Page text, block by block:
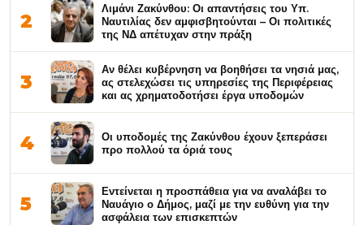
2
Λιμάνι Ζακύνθου: Οι απαντήσεις του Υπ.
Ναυτιλίας δεν αμφισβητούνται – Οι πολιτικές
της ΝΔ απέτυχαν στην πράξη
3
Αν θέλει κυβέρνηση να βοηθήσει τα νησιά μας,
ας στελεχώσει τις υπηρεσίες της Περιφέρειας
και ας χρηματοδοτήσει έργα υποδομών
4
Οι υποδομές της Ζακύνθου έχουν ξεπεράσει
προ πολλού τα όριά τους
5
Εντείνεται η προσπάθεια για να αναλάβει το
Ναυάγιο ο Δήμος, μαζί με την ευθύνη για την
ασφάλεια των επισκεπτών